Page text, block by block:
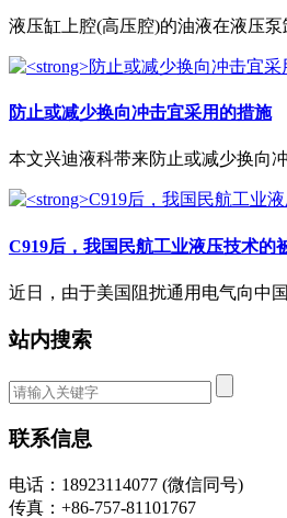
液压缸上腔(高压腔)的油液在液压
防止或减少换向冲击宜采用的措施
本文兴迪液科带来防止或减少换向
C919后，我国民航工业液压技术的
近日，由于美国阻扰通用电气向中
站内搜索
联系信息
电话：18923114077 (微信同号)
传真：+86-757-81101767